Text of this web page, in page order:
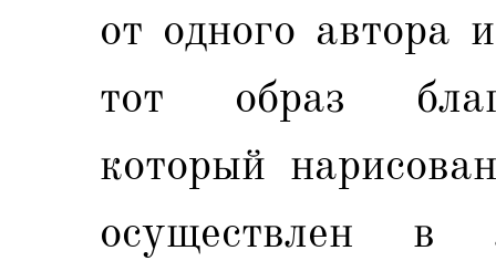
от одного автора
тот образ
который
осуществлен в